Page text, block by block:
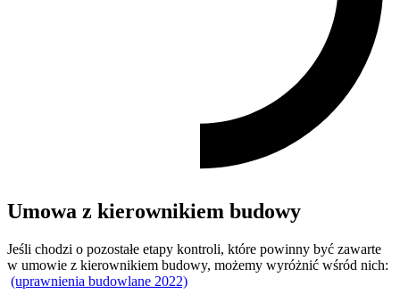
Umowa z kierownikiem budowy
Jeśli chodzi o pozostałe etapy kontroli, które powinny być zawarte
w umowie z kierownikiem budowy, możemy wyróżnić wśród nich:
(uprawnienia budowlane 2022)